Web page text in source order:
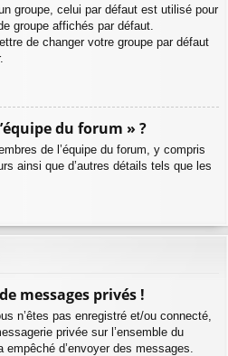
groupe, celui par défaut est utilisé pour
groupe affichés par défaut.
de changer votre groupe par défaut
du forum » ?
de l’équipe du forum, y compris
ainsi que d’autres détails tels que les
messages privés !
n’êtes pas enregistré et/ou connecté,
privée sur l’ensemble du
d’envoyer des messages.